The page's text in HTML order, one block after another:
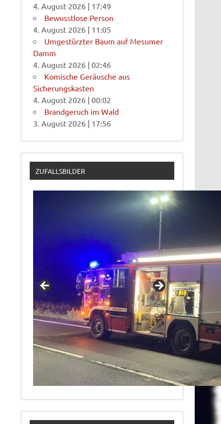
4. August 2026 | 17:49
Bewusstlose Person
4. August 2026 | 11:05
Umgestürzter Baum auf Mesumer
Damm
4. August 2026 |02:46
Komische Geräusche aus
Sicherungskasten
4. August 2026 |00:02
Brandgeruch im Wald
3. August 2026 | 17:56
ZUFALLSBILDER